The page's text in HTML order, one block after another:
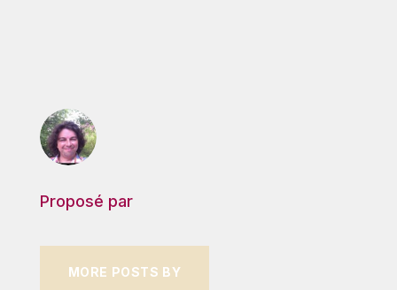
Proposé par
MORE POSTS BY